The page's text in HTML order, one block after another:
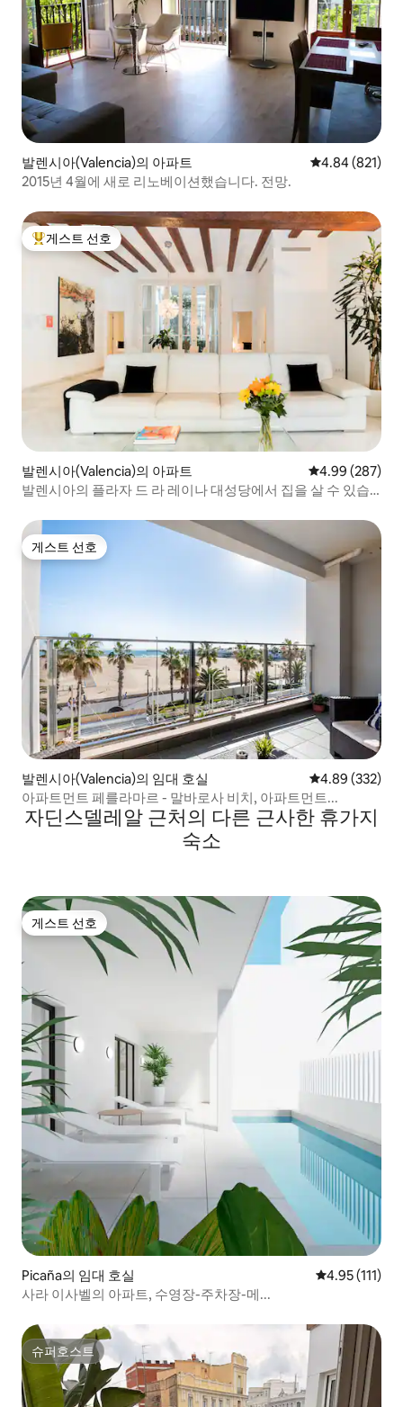
발렌시아(Valencia)의 아파트 평점 4.84점(5
4.84 (821)
2015년 4월에 새로 리노베이션했습니다. 전망.
상위 게스트 선호
게스트 선호
발렌시아(Valencia)의 아파트 평점 4.99점(5
4.99 (287)
발렌시아의 플라자 드 라 레이나 대성당에서 집을 살 수 있습
게스트 선호
게스트 선호
발렌시아(Valencia)의 임대 호실 평점 4.89점(5
4.89 (332)
아파트먼트 페를라마르 - 말바로사 비치, 아파트먼트...
자딘스델레알 근처의 다른 근사한 휴가지
숙소
게스트 선호
게스트 선호
Picaña의 임대 호실 평점 4.95점(5
4.95 (111)
사라 이사벨의 아파트, 수영장-주차장-메...
슈퍼호스트
슈퍼호스트